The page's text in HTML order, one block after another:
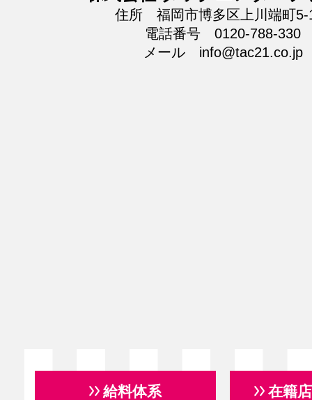
住所 福岡市博多区上川端町5-
電話番号 0120-788-330
メール info@tac21.co.jp
給料体系 在籍